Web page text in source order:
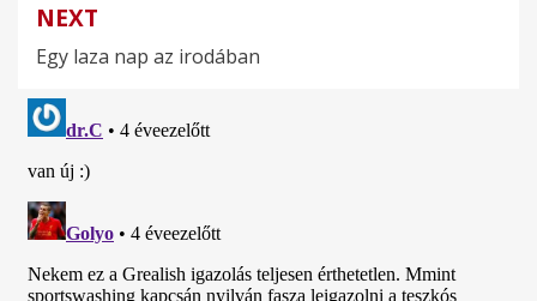
NEXT
Egy laza nap az irodában